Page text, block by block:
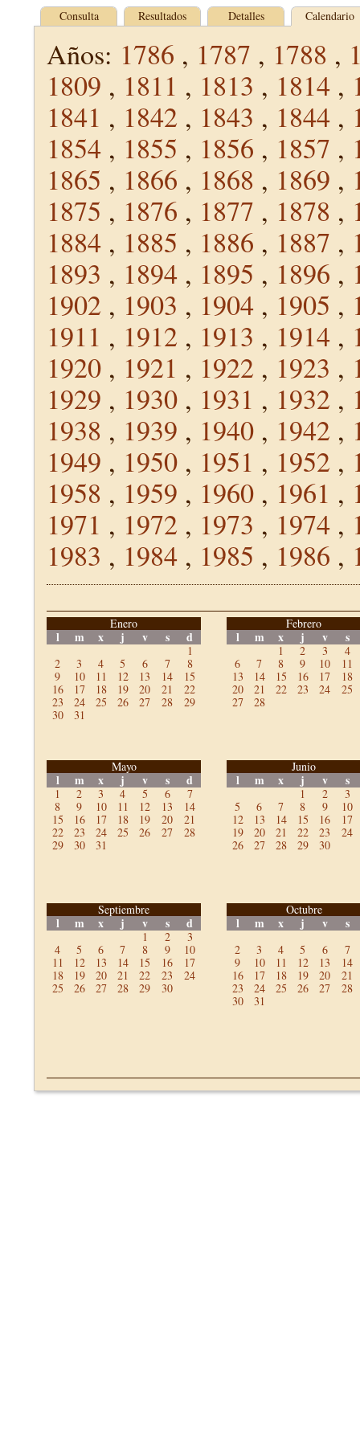
Consulta Resultados Detalles Calendario
Años: 1786 , 1787 , 1788 ,
1809 , 1811 , 1813 , 1814 ,
1841 , 1842 , 1843 , 1844 ,
1854 , 1855 , 1856 , 1857 ,
1865 , 1866 , 1868 , 1869 ,
1875 , 1876 , 1877 , 1878 ,
1884 , 1885 , 1886 , 1887 ,
1893 , 1894 , 1895 , 1896 ,
1902 , 1903 , 1904 , 1905 ,
1911 , 1912 , 1913 , 1914 ,
1920 , 1921 , 1922 , 1923 ,
1929 , 1930 , 1931 , 1932 ,
1938 , 1939 , 1940 , 1942 ,
1949 , 1950 , 1951 , 1952 ,
1958 , 1959 , 1960 , 1961 ,
1971 , 1972 , 1973 , 1974 ,
1983 , 1984 , 1985 , 1986 ,
Enero
l m x j v s d
1
2
3 4 5 6 7
8
9
10 11 12 13 14
15
16
17 18 19 20 21
22
23
24 25 26 27 28
29
30
31
Febrero
l m x j v s
1 2 3
4
6
7 8 9 10
11
13
14 15 16 17
18
20
21 22 23 24
25
27
28
Mayo
l m x j v s d
1 2 3 4 5 6
7
8
9 10 11 12 13
14
15
16 17 18 19 20
21
22
23 24 25 26 27
28
29
30 31
Junio
l m x j v s
1 2
3
5
6 7 8 9
10
12
13 14 15 16
17
19
20 21 22 23
24
26
27 28 29 30
Septiembre
l m x j v s d
1 2
3
4
5 6 7 8 9
10
11
12 13 14 15 16
17
18
19 20 21 22 23
24
25
26 27 28 29 30
Octubre
l m x j v s
2 3 4 5 6
7
9
10 11 12 13
14
16
17 18 19 20
21
23
24 25 26 27
28
30
31